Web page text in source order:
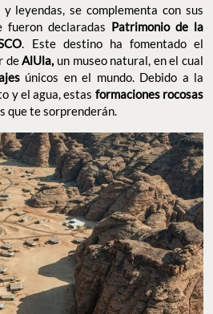
leyendas, se complementa con sus
fueron declaradas Patrimonio de la
. Este destino ha fomentado el
deAlUla, un museo natural, en el cual
únicos en el mundo. Debido a la
y el agua, estas formaciones rocosas
que te sorprenderán.